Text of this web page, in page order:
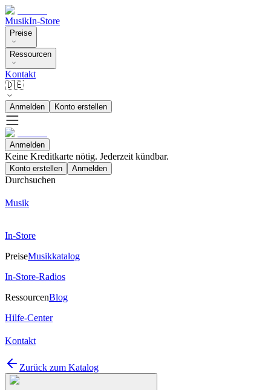
MusikIn-Store
Preise
Ressourcen
Kontakt
🇩🇪
Anmelden Konto erstellen
Anmelden
Keine Kreditkarte nötig. Jederzeit kündbar.
Konto erstellen Anmelden
Durchsuchen
Musik
In-Store
PreiseMusikkatalog
In-Store-Radios
RessourcenBlog
Hilfe-Center
Kontakt
Zurück zum Katalog